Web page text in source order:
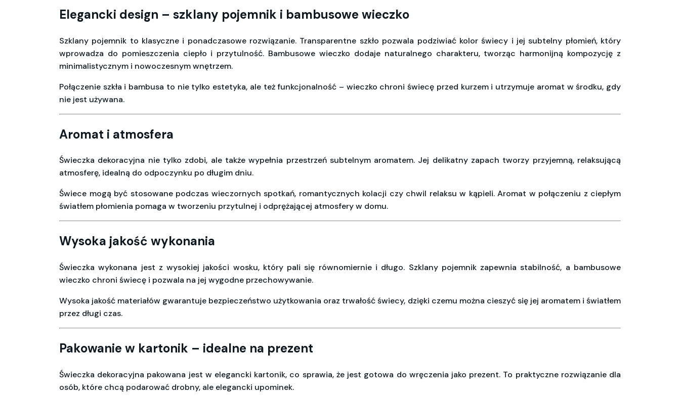
Elegancki design – szklany pojemnik i bambusowe wieczko
Szklany pojemnik to klasyczne i ponadczasowe rozwiązanie. Transparentne szkło pozwala podziwiać kolor świecy i jej subtelny płomień, który
wprowadza do pomieszczenia ciepło i przytulność. Bambusowe wieczko dodaje naturalnego charakteru, tworząc harmonijną kompozycję z
minimalistycznym i nowoczesnym wnętrzem.
Połączenie szkła i bambusa to nie tylko estetyka, ale też funkcjonalność – wieczko chroni świecę przed kurzem i utrzymuje aromat w środku, gdy
nie jest używana.
Aromat i atmosfera
Świeczka dekoracyjna nie tylko zdobi, ale także wypełnia przestrzeń subtelnym aromatem. Jej delikatny zapach tworzy przyjemną, relaksującą
atmosferę, idealną do odpoczynku po długim dniu.
Świece mogą być stosowane podczas wieczornych spotkań, romantycznych kolacji czy chwil relaksu w kąpieli. Aromat w połączeniu z ciepłym
światłem płomienia pomaga w tworzeniu przytulnej i odprężającej atmosfery w domu.
Wysoka jakość wykonania
Świeczka wykonana jest z wysokiej jakości wosku, który pali się równomiernie i długo. Szklany pojemnik zapewnia stabilność, a bambusowe
wieczko chroni świecę i pozwala na jej wygodne przechowywanie.
Wysoka jakość materiałów gwarantuje bezpieczeństwo użytkowania oraz trwałość świecy, dzięki czemu można cieszyć się jej aromatem i światłem
przez długi czas.
Pakowanie w kartonik – idealne na prezent
Świeczka dekoracyjna pakowana jest w elegancki kartonik, co sprawia, że jest gotowa do wręczenia jako prezent. To praktyczne rozwiązanie dla
osób, które chcą podarować drobny, ale elegancki upominek.